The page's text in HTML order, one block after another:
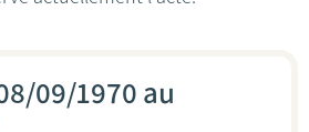
09/1970 au